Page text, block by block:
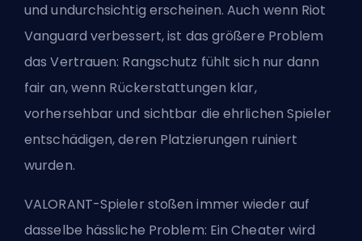
und undurchsichtig erscheinen. Auch wenn Riot
Vanguard verbessert, ist das größere Problem
das Vertrauen: Rangschutz fühlt sich nur dann
fair an, wenn Rückerstattungen klar,
vorhersehbar und sichtbar die ehrlichen Spieler
entschädigen, deren Platzierungen ruiniert
wurden.
VALORANT-Spieler stoßen immer wieder auf
dasselbe hässliche Problem: Ein Cheater wird